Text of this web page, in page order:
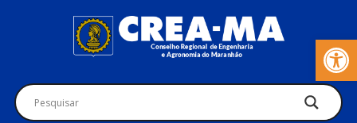
Barra de